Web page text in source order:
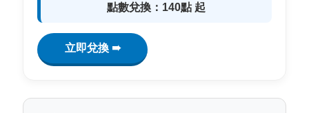
點數兌換：140點 起
立即兌換 ➠